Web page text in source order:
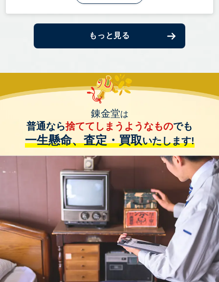
もっと見る
錬金堂は
普通なら捨ててしまうようなものでも
一生懸命、査定・買取いたします!